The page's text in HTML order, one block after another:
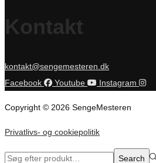
Kontakt
kontakt@sengemesteren.dk
Facebook
Youtube Instagram
Copyright © 2026 SengeMesteren
Privatlivs- og cookiepolitik
Search
Search